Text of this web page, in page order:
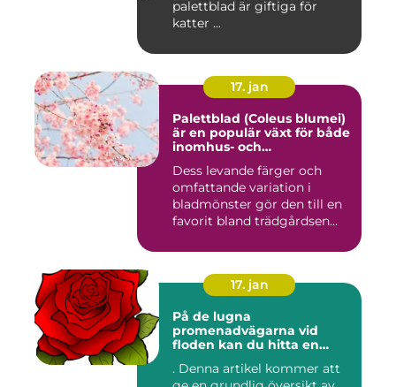
palettblad är giftiga för
katter ...
17. jan
Palettblad (Coleus blumei)
är en populär växt för både
inomhus- och
Dess levande färger och
omfattande variation i
bladmönster gör den till en
favorit bland trädgårdsen...
17. jan
På de lugna
promenadvägarna vid
floden kan du hitta en
som kallas Palettblad River
. Denna artikel kommer att